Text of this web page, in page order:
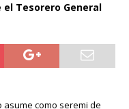
Tesorero General
como seremi de